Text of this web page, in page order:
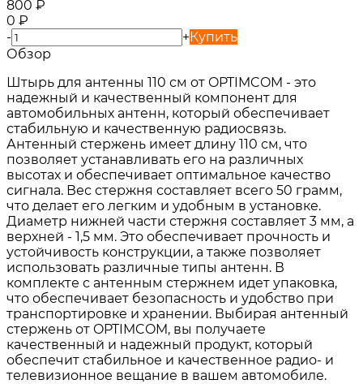
800 ₽
0 ₽
-
+Купить
Обзор
Штырь для антенны 110 см от OPTIMCOM - это
надежный и качественный компонент для
автомобильных антенн, который обеспечивает
стабильную и качественную радиосвязь.
Антенный стержень имеет длину 110 см, что
позволяет устанавливать его на различных
высотах и обеспечивает оптимальное качество
сигнала. Вес стержня составляет всего 50 грамм,
что делает его легким и удобным в установке.
Диаметр нижней части стержня составляет 3 мм, а
верхней - 1,5 мм. Это обеспечивает прочность и
устойчивость конструкции, а также позволяет
использовать различные типы антенн. В
комплекте с антенным стержнем идет упаковка,
что обеспечивает безопасность и удобство при
транспортировке и хранении. Выбирая антенный
стержень от OPTIMCOM, вы получаете
качественный и надежный продукт, который
обеспечит стабильное и качественное радио- и
телевизионное вещание в вашем автомобиле.